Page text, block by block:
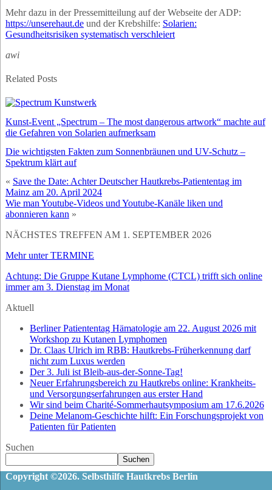
Mehr dazu in der Pressemitteilung auf der Webseite der ADP:
https://unserehaut.deund der Krebshilfe: Solarien:
Gesundheitsrisiken systematisch verschleiert
awi
Related Posts
Kunst-Event „Spectrum – The most dangerous artwork“ machte auf
die Gefahren von Solarien aufmerksam
Die wichtigsten Fakten zum Sonnenbräunen und UV-Schutz –
Spektrum klärt auf
« Save the Date: Achter Deutscher Hautkrebs-Patiententag im
Mainz am 20. April 2024
Wie man Youtube-Videos und Youtube-Kanäle liken und
abonnieren kann »
NÄCHSTES TREFFEN AM 1. SEPTEMBER 2026
Mehr unter TERMINE
Achtung: Die Gruppe Kutane Lymphome (CTCL) trifft sich online
immer am 3. Dienstag im Monat
Aktuell
Berliner Patiententag Hämatologie am 22. August 2026 mit
Workshop zu Kutanen Lymphomen
Dr. Claas Ulrich im RBB: Hautkrebs-Früherkennung darf
nicht zum Luxus werden
Der 3. Juli ist Bleib-aus-der-Sonne-Tag!
Neuer Erfahrungsbereich zu Hautkrebs online: Krankheits-
und Versorgungserfahrungen aus erster Hand
Wir sind beim Charité-Sommerhautsymposium am 17.6.2026
Deine Melanom-Geschichte hilft: Ein Forschungsprojekt von
Patienten für Patienten
Suchen
Suchen
Copyright ©2026. Selbsthilfe Hautkrebs Berlin